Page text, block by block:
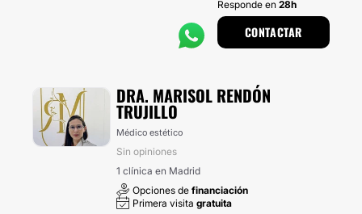
Responde en 28h
CONTACTAR
DRA. MARISOL RENDÓN
TRUJILLO
Médico estético
Sin opiniones
1 clínica en Madrid
Opciones de financiación
Primera visita gratuita